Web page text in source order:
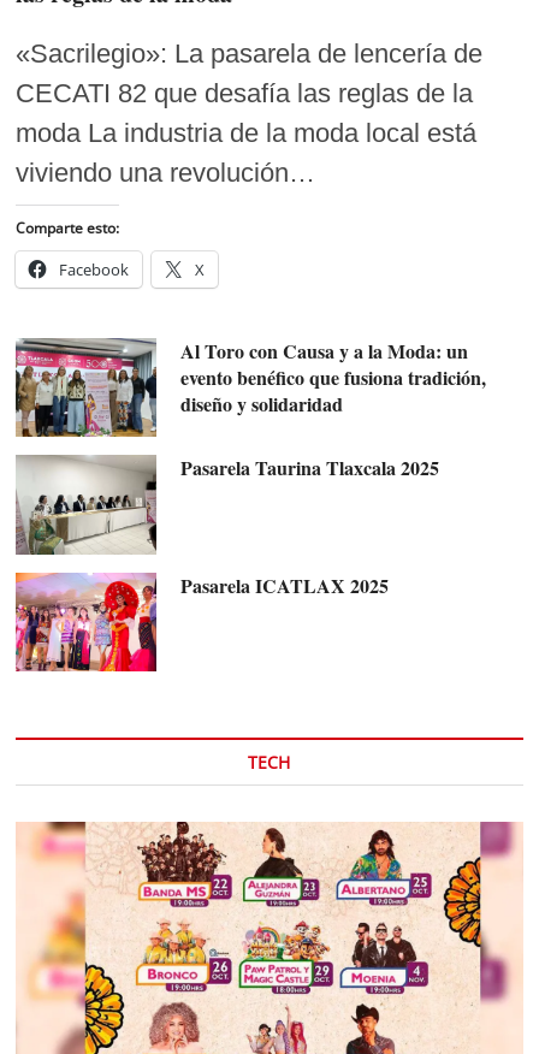
«Sacrilegio»: La pasarela de lencería de
CECATI 82 que desafía las reglas de la
moda La industria de la moda local está
viviendo una revolución…
Comparte esto:
Facebook X
Al Toro con Causa y a la Moda: un
evento benéfico que fusiona tradición,
diseño y solidaridad
Pasarela Taurina Tlaxcala 2025
Pasarela ICATLAX 2025
TECH